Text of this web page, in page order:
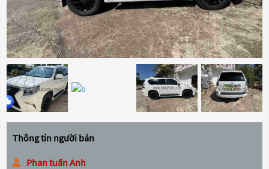
Thông tin người bán
Phan tuấn Anh